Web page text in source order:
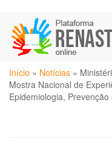
para
conteúdo
principal
Você
está
aqui
Início » Notícias »
Mostra Nacional de
Epidemiologia,